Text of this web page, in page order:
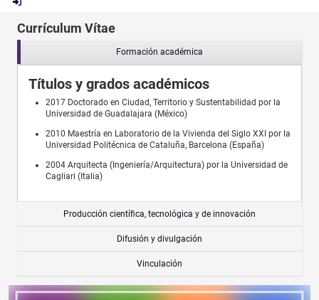
Currículum Vítae
Formación académica
Títulos y grados académicos
2017 Doctorado en Ciudad, Territorio y Sustentabilidad por la
Universidad de Guadalajara (México)
2010 Maestría en Laboratorio de la Vivienda del Siglo XXI por la
Universidad Politécnica de Cataluña, Barcelona (España)
2004 Arquitecta (Ingeniería/Arquitectura) por la Universidad de
Cagliari (Italia)
Producción científica, tecnológica y de innovación
Difusión y divulgación
Vinculación